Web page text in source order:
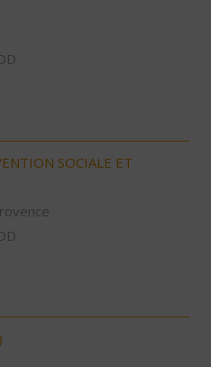
SOCIALE ET